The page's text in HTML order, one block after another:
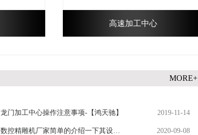
高速加工中心
MORE+
龙门加工中心操作注意事项-【鸿天驰】 2019-11-14
数控精雕机厂家简单的介绍一下其设备 2020-09-08